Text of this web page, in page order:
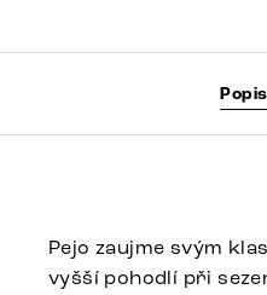
Popis
Pejo zaujme svým
vyšší pohodlí při